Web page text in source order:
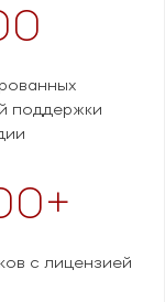
поддержки
с лицензией